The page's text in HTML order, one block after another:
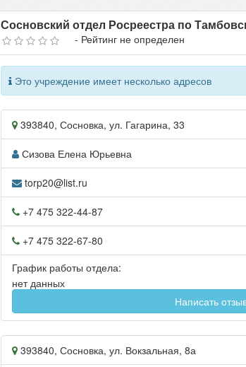
Сосновский отдел Росреестра по
- Рейтинг не определен
Это учреждение имеет несколько адресов
393840,Сосновка, ул. Гагарина, 33
Сизова Елена Юрьевна
torp20@list.ru
+7 475 322-44-87
+7 475 322-67-80
График работы отдела:
нет данных
Написать
393840,Сосновка, ул. Вокзальная, 8а